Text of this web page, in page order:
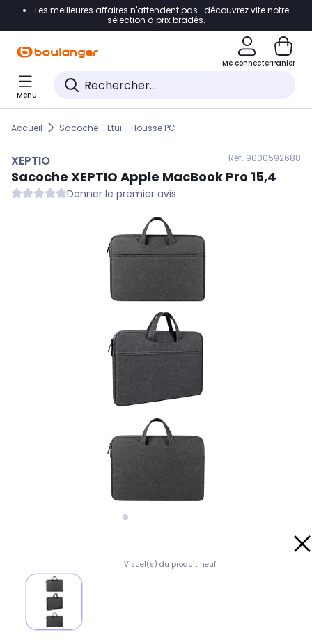
Accéder directement à la navigation
Accéder directement au pied de page
Accéder directement au chatbot
Les meilleures affaires n'attendent pas : découvrez vite notre
sélection à prix bradés.
Me connecterPanier
Menu
Accueil Sacoche - Etui - Housse PC
XEPTIO Réf. 9000592688
Sacoche XEPTIO Apple MacBook Pro 15,4
Donner le premier avis
Visuel(s) du produit neuf